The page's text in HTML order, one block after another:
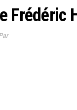
Frédéric